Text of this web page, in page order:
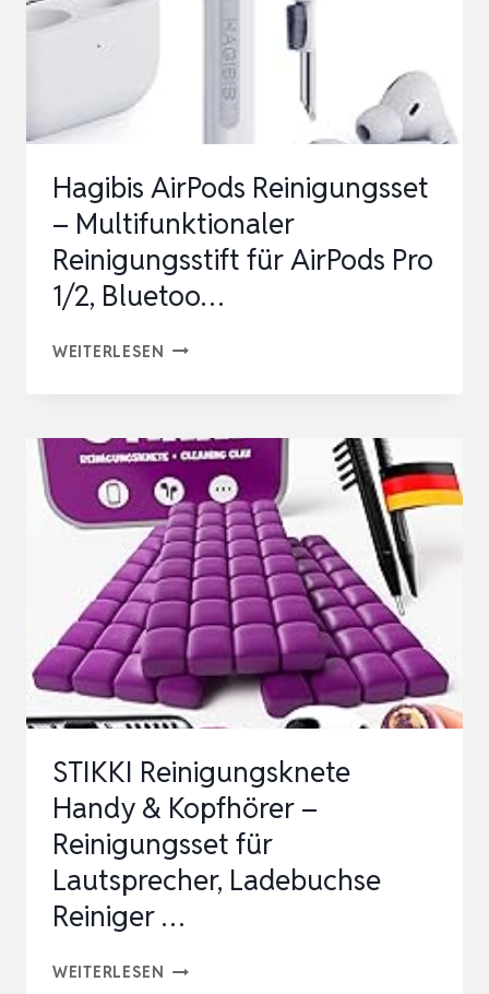
Hagibis AirPods Reinigungsset
– Multifunktionaler
Reinigungsstift für AirPods Pro
1/2, Bluetoo…
WEITERLESEN HAGIBIS
–
MULTIFUNKTIONALER
REINIGUNGSSTIFT
FÜR
AIRPODS
PRO
1/2,
BLUETOO…
STIKKI Reinigungsknete
Handy & Kopfhörer –
Reinigungsset für
Lautsprecher, Ladebuchse
Reiniger …
WEITERLESEN STIKKI